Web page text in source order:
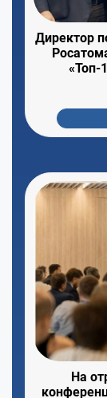
Директор
«Топ-
На